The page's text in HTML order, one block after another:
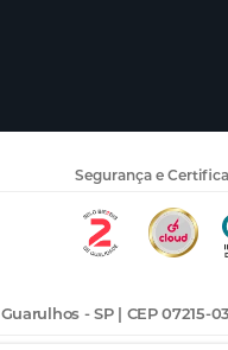
Segurança e
- SP | CEP 07215-